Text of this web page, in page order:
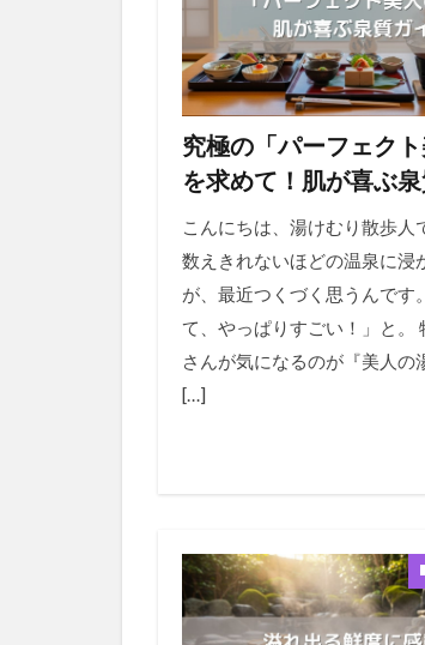
究極の「パーフェクト
を求めて！肌が喜ぶ
こんにちは、湯けむり散歩人
数えきれないほどの温泉に浸
が、最近つくづく思うんです
て、やっぱりすごい！」と。
さんが気になるのが『美人の
[…]